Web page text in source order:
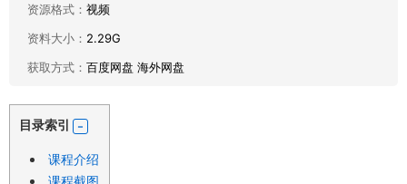
资源格式： 视频
资料大小： 2.29G
获取方式： 百度网盘 海外网盘
目录索引
课程介绍
课程截图